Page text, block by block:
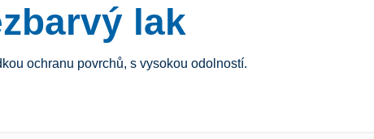
lak
ochranu povrchů, s vysokou odolností.